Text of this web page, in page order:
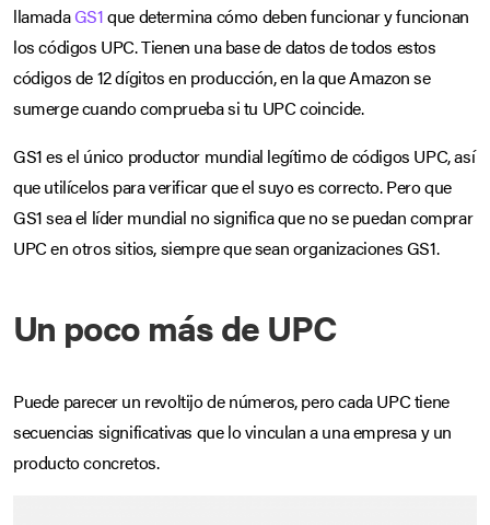
llamadaGS1que determina cómo deben funcionar y funcionan
los códigos UPC. Tienen una base de datos de todos estos
códigos de 12 dígitos en producción, en la que Amazon se
sumerge cuando comprueba si tu UPC coincide.
GS1 es el único productor mundial legítimo de códigos UPC, así
que utilícelos para verificar que el suyo es correcto. Pero que
GS1 sea el líder mundial no significa que no se puedan comprar
UPC en otros sitios, siempre que sean organizaciones GS1.
Un poco más de UPC
Puede parecer un revoltijo de números, pero cada UPC tiene
secuencias significativas que lo vinculan a una empresa y un
producto concretos.